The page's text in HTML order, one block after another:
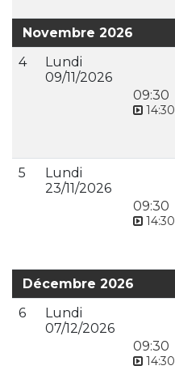
Novembre 2026
4
Lundi
09/11/2026
09:30
14:30
5
Lundi
23/11/2026
09:30
14:30
Décembre 2026
6
Lundi
07/12/2026
09:30
14:30